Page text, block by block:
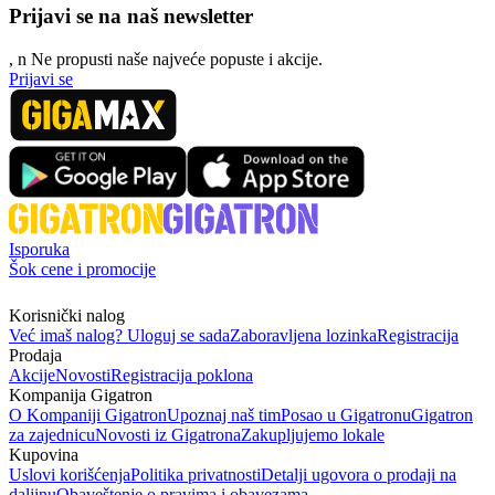
Prijavi se na naš newsletter
, n Ne propusti naše najveće popuste i akcije.
Prijavi se
Isporuka
Šok cene i promocije
Korisnički nalog
Već imaš nalog? Uloguj se sadaZaboravljena lozinkaRegistracija
Prodaja
AkcijeNovostiRegistracija poklona
Kompanija Gigatron
O Kompaniji GigatronUpoznaj naš timPosao u GigatronuGigatron
za zajednicuNovosti iz GigatronaZakupljujemo lokale
Kupovina
Uslovi korišćenjaPolitika privatnostiDetalji ugovora o prodaji na